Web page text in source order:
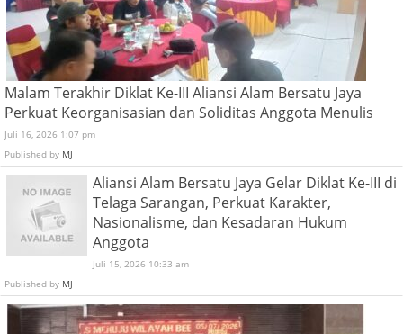
Malam Terakhir Diklat Ke-III Aliansi Alam Bersatu Jaya
Perkuat Keorganisasian dan Soliditas Anggota Menulis
Juli 16, 2026 1:07 pm
Published by MJ
Aliansi Alam Bersatu Jaya Gelar Diklat Ke-III di
Telaga Sarangan, Perkuat Karakter,
Nasionalisme, dan Kesadaran Hukum
Anggota
Juli 15, 2026 10:33 am
Published by MJ